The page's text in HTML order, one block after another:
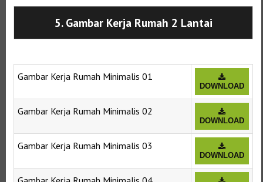
5. Gambar Kerja Rumah 2 Lantai
Gambar Kerja Rumah Minimalis 01
DOWNLOAD
Gambar Kerja Rumah Minimalis 02
DOWNLOAD
Gambar Kerja Rumah Minimalis 03
DOWNLOAD